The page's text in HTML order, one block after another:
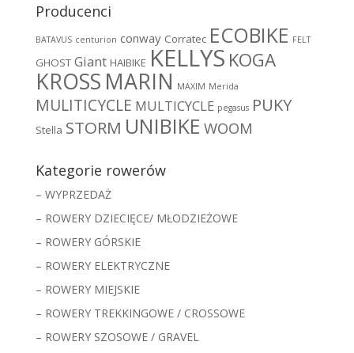
Producenci
BATAVUS centurion conway Corratec ECOBIKE FELT
GHOST Giant HAIBIKE KELLYS KOGA
KROSS MARIN MAXIM Merida
MULITICYCLE MULTICYCLE pegasus PUKY
Stella STORM UNIBIKE WOOM
Kategorie rowerów
– WYPRZEDAŻ
– ROWERY DZIECIĘCE/ MŁODZIEŻOWE
– ROWERY GÓRSKIE
– ROWERY ELEKTRYCZNE
– ROWERY MIEJSKIE
– ROWERY TREKKINGOWE / CROSSOWE
– ROWERY SZOSOWE / GRAVEL